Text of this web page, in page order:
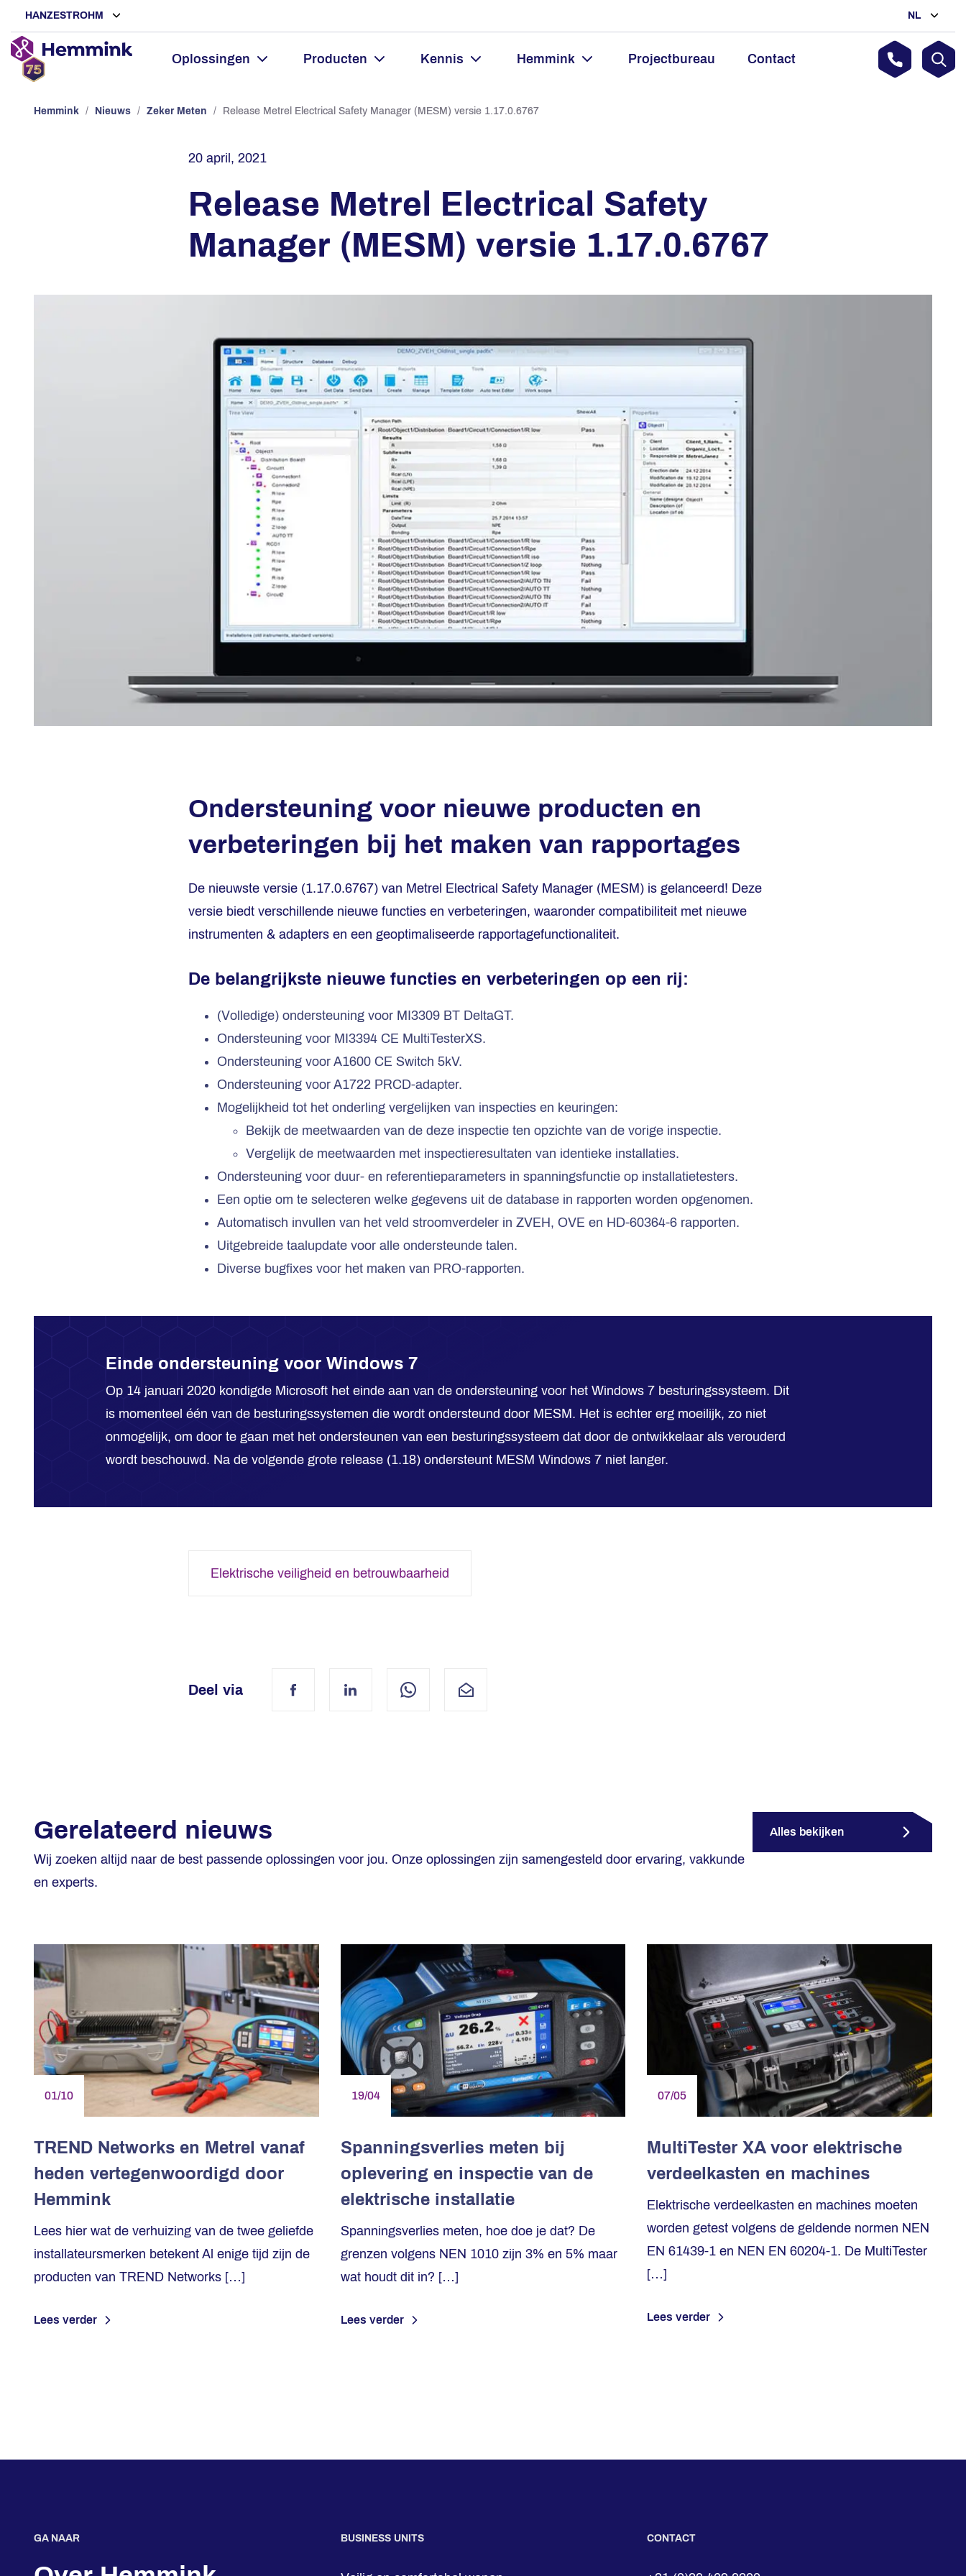
HANZESTROHM NL
Oplossingen Producten Kennis Hemmink Projectbureau Contact
Hemmink / Nieuws / Zeker Meten / Release Metrel Electrical Safety Manager (MESM) versie 1.17.0.6767
20 april, 2021
Release Metrel Electrical Safety
Manager (MESM) versie 1.17.0.6767
Ondersteuning voor nieuwe producten en
verbeteringen bij het maken van rapportages
De nieuwste versie (1.17.0.6767) van Metrel Electrical Safety Manager (MESM) is gelanceerd! Deze
versie biedt verschillende nieuwe functies en verbeteringen, waaronder compatibiliteit met nieuwe
instrumenten & adapters en een geoptimaliseerde rapportagefunctionaliteit.
De belangrijkste nieuwe functies en verbeteringen op een rij:
(Volledige) ondersteuning voor MI3309 BT DeltaGT.
Ondersteuning voor MI3394 CE MultiTesterXS.
Ondersteuning voor A1600 CE Switch 5kV.
Ondersteuning voor A1722 PRCD-adapter.
Mogelijkheid tot het onderling vergelijken van inspecties en keuringen:
Bekijk de meetwaarden van de deze inspectie ten opzichte van de vorige inspectie.
Vergelijk de meetwaarden met inspectieresultaten van identieke installaties.
Ondersteuning voor duur- en referentieparameters in spanningsfunctie op installatietesters.
Een optie om te selecteren welke gegevens uit de database in rapporten worden opgenomen.
Automatisch invullen van het veld stroomverdeler in ZVEH, OVE en HD-60364-6 rapporten.
Uitgebreide taalupdate voor alle ondersteunde talen.
Diverse bugfixes voor het maken van PRO-rapporten.
Einde ondersteuning voor Windows 7
Op 14 januari 2020 kondigde Microsoft het einde aan van de ondersteuning voor het Windows 7 besturingssysteem. Dit
is momenteel één van de besturingssystemen die wordt ondersteund door MESM. Het is echter erg moeilijk, zo niet
onmogelijk, om door te gaan met het ondersteunen van een besturingssysteem dat door de ontwikkelaar als verouderd
wordt beschouwd. Na de volgende grote release (1.18) ondersteunt MESM Windows 7 niet langer.
Elektrische veiligheid en betrouwbaarheid
Deel via
FacebookLinkedIn WhatsAppMail
Gerelateerd nieuws
Wij zoeken altijd naar de best passende oplossingen voor jou. Onze oplossingen zijn samengesteld door ervaring, vakkunde
en experts.
Alles bekijken
01/10
TREND Networks en Metrel vanaf
heden vertegenwoordigd door
Hemmink
Lees hier wat de verhuizing van de twee geliefde
installateursmerken betekent Al enige tijd zijn de
producten van TREND Networks […]
Lees verder
19/04
Spanningsverlies meten bij
oplevering en inspectie van de
elektrische installatie
Spanningsverlies meten, hoe doe je dat? De
grenzen volgens NEN 1010 zijn 3% en 5% maar
wat houdt dit in? […]
Lees verder
07/05
MultiTester XA voor elektrische
verdeelkasten en machines
Elektrische verdeelkasten en machines moeten
worden getest volgens de geldende normen NEN
EN 61439-1 en NEN EN 60204-1. De MultiTester
[…]
Lees verder
GA NAAR BUSINESS UNITS CONTACT